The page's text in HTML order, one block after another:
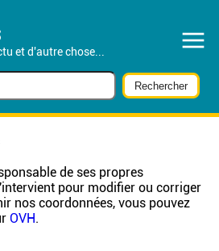
et d'autre chose...
de ses propres
pour modifier ou corriger
nos coordonnées, vous pouvez
OVH.